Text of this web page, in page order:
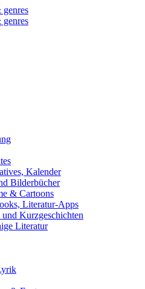
Kalender
Bilderbücher
& Cartoons
Literatur-Apps
Kurzgeschichten
Literatur